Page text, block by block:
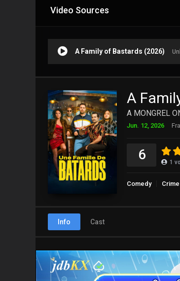
Video Sources
A Family of Bastards (2026)
A
A MONGREL
Jun. 12, 2026
6 1
Comedy Crime
Info Cast